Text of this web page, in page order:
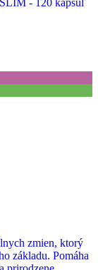
- 120 kapsúl
zmien, ktorý
základu. Pomáha